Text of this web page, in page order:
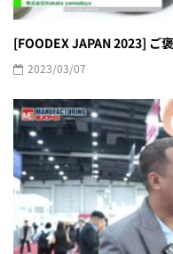
[FOODEX JAPAN 2023] ご
2023/03/07